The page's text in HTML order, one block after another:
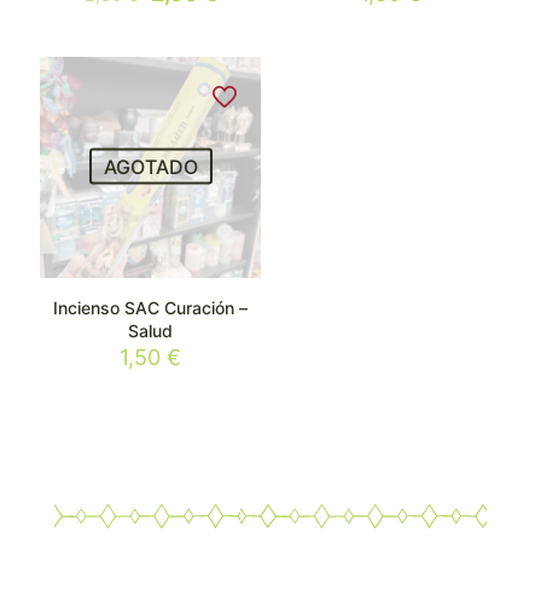
era:
2,50 €.
es:
2,00 €.
AGOTADO
Incienso SAC Curación –
Salud
1,50€